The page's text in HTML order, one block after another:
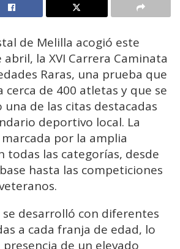
de Melilla acogió este
la XVI Carrera Caminata
Raras, una prueba que
cerca de 400 atletas y que se
de las citas destacadas
deportivo local. La
por la amplia
todas las categorías, desde
hasta las competiciones
desarrolló con diferentes
a cada franja de edad, lo
de un elevado